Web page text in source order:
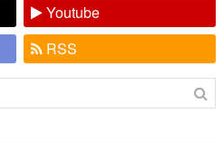
Youtube
RSS